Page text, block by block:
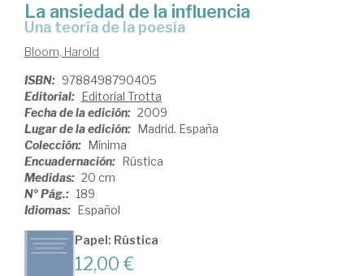
La ansiedad de la influencia
una teoría de la poesía
Bloom, Harold
ISBN: 9788498790405
Editorial: Editorial Trotta
Fecha de la edición: 2009
Lugar de la edición: Madrid. España
Colección: Mínima
Encuadernación: Rústica
Medidas: 20 cm
Nº Pág.: 189
Idiomas: Español
Papel: Rústica
12,00 €